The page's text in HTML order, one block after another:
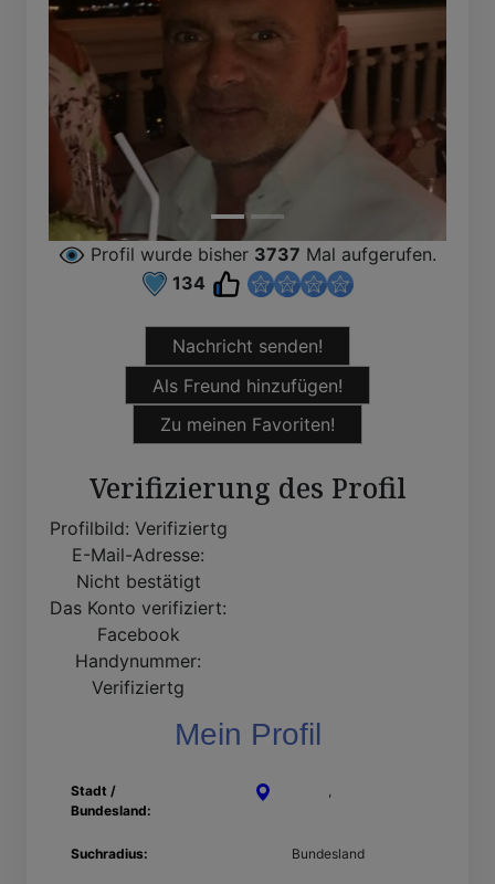
Profil wurde bisher 3737 Mal aufgerufen.
134
Nachricht senden!
Als Freund hinzufügen!
Zu meinen Favoriten!
Verifizierung des Profil
Profilbild: Verifiziertg
E-Mail-Adresse:
Nicht bestätigt
Das Konto verifiziert:
Facebook
Handynummer:
Verifiziertg
Mein Profil
Stadt /
Bundesland:
,
Suchradius: Bundesland